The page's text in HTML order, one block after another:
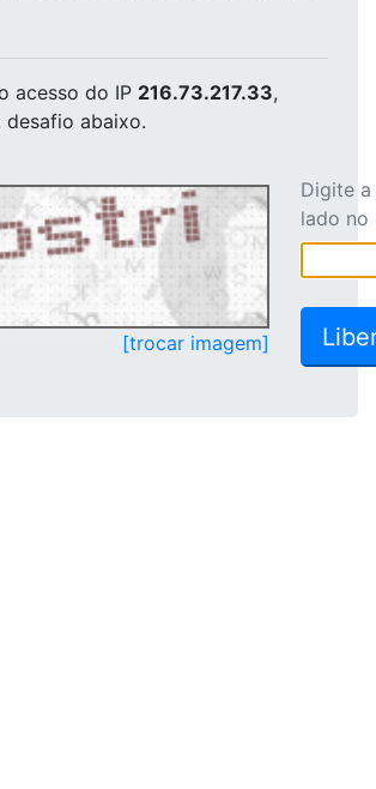
acesso do IP 216.73.217.33,
desafio abaixo.
[trocar imagem]
Digite
lado no